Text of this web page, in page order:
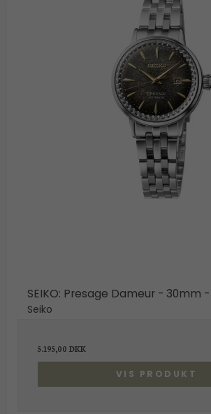
SEIKO: Presage Dameur - 30mm -
Seiko
5.195,00 DKK
VIS PRODUKT